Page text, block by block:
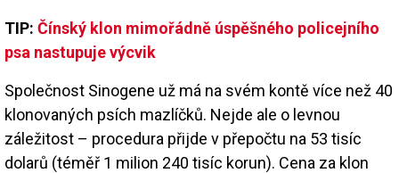
TIP: Čínský klon mimořádně úspěšného policejního
psa nastupuje výcvik
Společnost Sinogene už má na svém kontě více než 40
klonovaných psích mazlíčků. Nejde ale o levnou
záležitost – procedura přijde v přepočtu na 53 tisíc
dolarů (téměř 1 milion 240 tisíc korun). Cena za klon